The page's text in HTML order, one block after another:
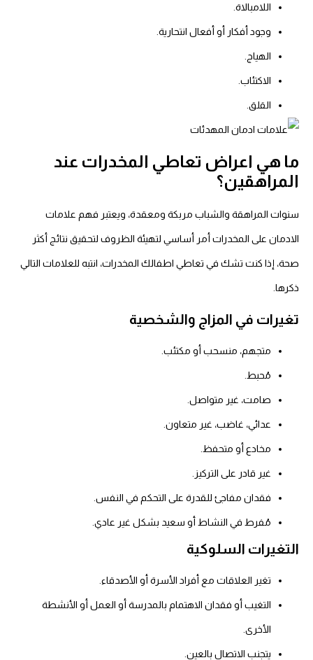
اللامبالاة.
وجود أفكار أو أفعال انتحارية.
الهياج.
الاكتئاب.
القلق.
ما هي اعراض تعاطي المخدرات عند
المراهقين؟
سنوات المراهقة والشباب مربكة ومعقدة، ويعتبر فهم علامات
الادمان على المخدرات أمر أساسي لتهيئة الظروف لتحقيق نتائج أكثر
صحة، إذا كنت تشك في تعاطي اطفالك المخدرات، انتبه للعلامات التالي
ذكرها.
تغيرات في المزاج والشخصية
متجهم، منسحب أو مكتئب.
مُحبط.
صامت، غير متواصل.
عدائي، غاضب، غير متعاون.
مخادع أو متحفظ.
غير قادر على التركيز.
فقدان مفاجئ للقدرة على التحكم في النفس.
مُفرط في النشاط أو سعيد بشكل غير عادي.
التغيرات السلوكية
تغير العلاقات مع أفراد الأسرة أو الأصدقاء.
التغيب أو فقدان الاهتمام بالمدرسة أو العمل أو الأنشطة
الأخرى.
يتجنب الاتصال بالعين.